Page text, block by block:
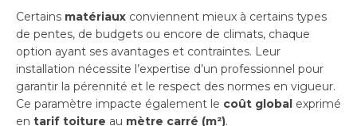
Certains matériaux conviennent mieux à certains types
de pentes, de budgets ou encore de climats, chaque
option ayant ses avantages et contraintes. Leur
installation nécessite l’expertise d’un professionnel pour
garantir la pérennité et le respect des normes en vigueur.
Ce paramètre impacte également le coût global exprimé
en tarif toiture au mètre carré (m²).